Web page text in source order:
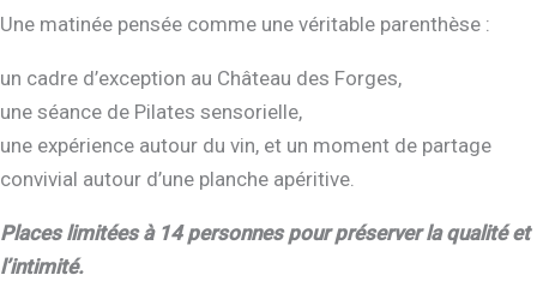
Une matinée pensée comme une véritable parenthèse :
un cadre d’exception au Château des Forges,
une séance de Pilates sensorielle,
une expérience autour du vin, et un moment de partage
convivial autour d’une planche apéritive.
Places limitées à 14 personnes pour préserver la qualité et
l’intimité.